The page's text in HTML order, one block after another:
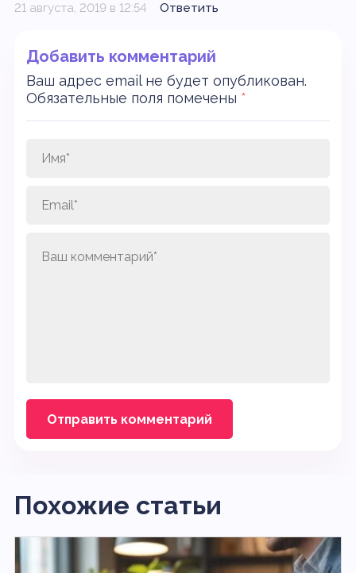
21 августа, 2019 в 12:54 Ответить
Добавить комментарий
Ваш адрес email не будет опубликован.
Обязательные поля помечены *
Похожие статьи